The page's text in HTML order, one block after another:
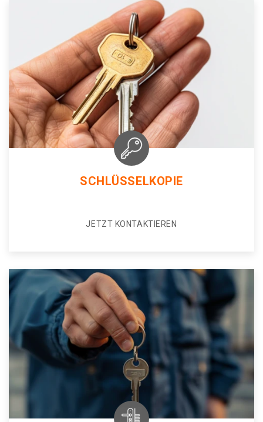
SCHLÜSSELKOPIE
JETZT KONTAKTIEREN